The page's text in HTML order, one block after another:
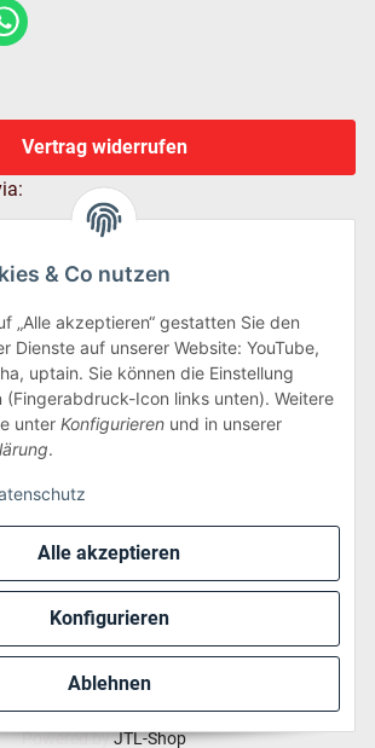
Alle akzeptieren
Konfigurieren
Ablehnen
& Co nutzen
„Alle akzeptieren“ gestatten Sie den
Dienste auf unserer Website: YouTube,
uptain. Sie können die Einstellung
(Fingerabdruck-Icon links unten). Weitere
unter Konfigurieren und in unserer
.
Vertrag widerrufen
inkl. gesetzlicher USt., zzgl.Versand
Perfected byDreizack Medien
Powered byJTL-Shop